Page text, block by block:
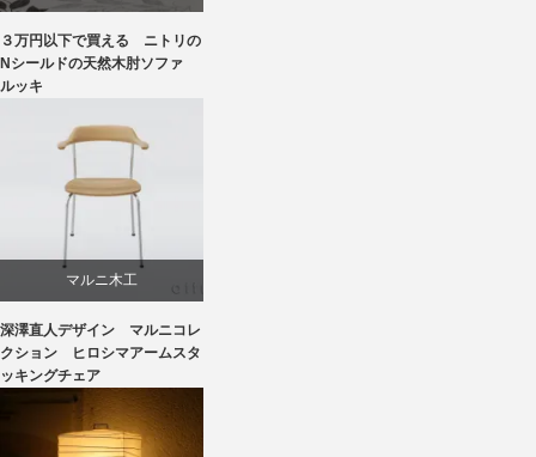
ソファ
ニトリ
３万円以下で買える ニトリの
Nシールドの天然木肘ソファ
ルッキ
マルニ木工
深澤直人
深澤直人デザイン マルニコレ
クション ヒロシマアームスタ
ッキングチェア